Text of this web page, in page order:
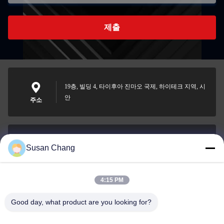
제출
주소
19층, 빌딩 4, 타이후아 진마오 국제, 하이테크 지역, 시
안
Susan@aeaxa.com
0086-13991372145
Susan Chang
4:15 PM
Good day, what product are you looking for?